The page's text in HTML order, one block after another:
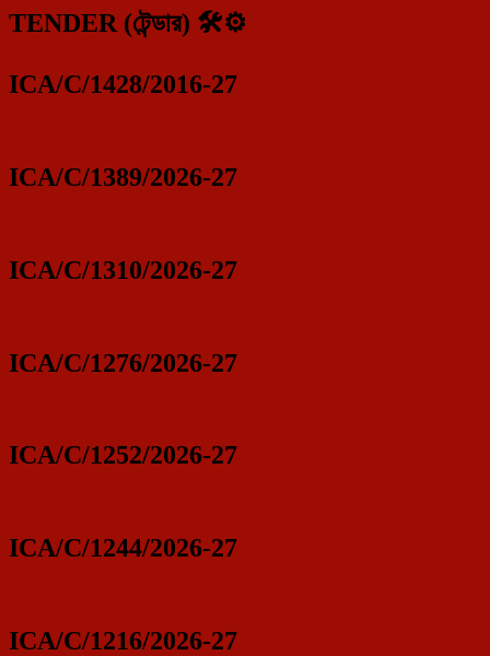
TENDER (টেন্ডার) 🛠️⚙️
ICA/C/1428/2016-27
ICA/C/1389/2026-27
ICA/C/1310/2026-27
ICA/C/1276/2026-27
ICA/C/1252/2026-27
ICA/C/1244/2026-27
ICA/C/1216/2026-27